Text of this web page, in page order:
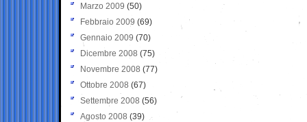
Marzo 2009 (50)
Febbraio 2009 (69)
Gennaio 2009 (70)
Dicembre 2008 (75)
Novembre 2008 (77)
Ottobre 2008 (67)
Settembre 2008 (56)
Agosto 2008 (39)